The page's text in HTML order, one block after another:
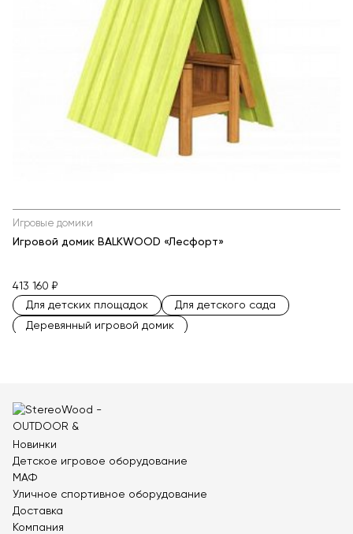
Игровые домики
Игровой домик BALKWOOD «Лесфорт»
413 160 ₽
Для детских площадок
Для детского сада
Деревянный игровой домик
Игровые комплексы для детского сада
Новинки
Детское игровое оборудование
МАФ
Уличное спортивное оборудование
Доставка
Компания